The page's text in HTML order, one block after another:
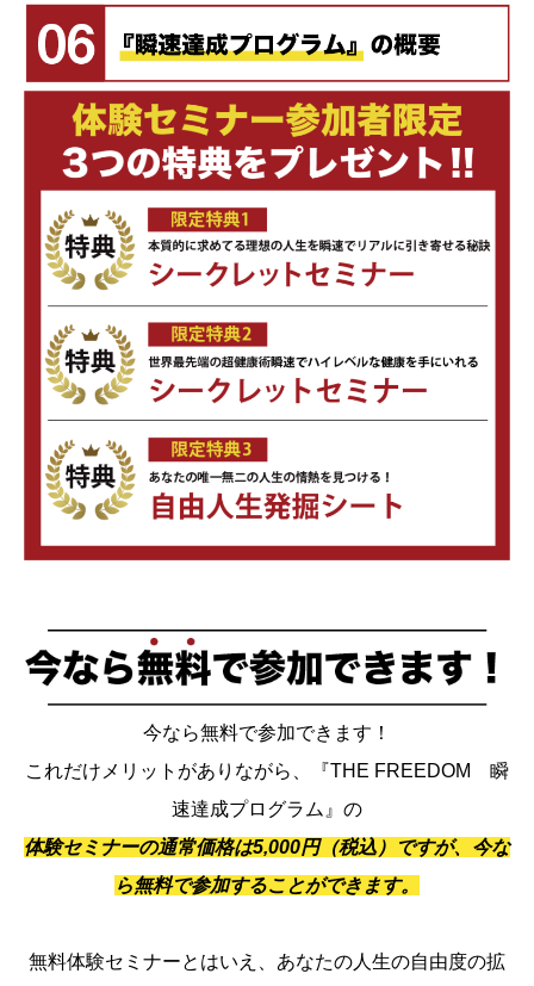
今なら無料で参加できます！
これだけメリットがありながら、『THE FREEDOM 瞬
速達成プログラム』の
体験セミナーの通常価格は5,000円（税込）ですが、今な
ら無料で参加することができます。
無料体験セミナーとはいえ、あなたの人生の自由度の拡